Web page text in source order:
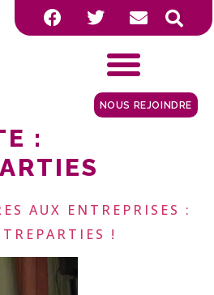
NOUS REJOINDRE
:
AUX ENTREPRISES :
!